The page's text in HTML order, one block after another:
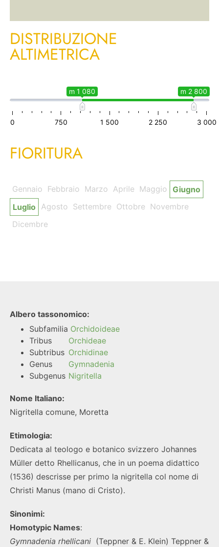
Albero tassonomico:
Subfamilia Orchidoideae
Tribus
Orchideae
Subtribus Orchidinae
Genus
Gymnadenia
Subgenus Nigritella
Nome Italiano:
Nigritella comune, Moretta
Etimologia:
Dedicata al teologo e botanico svizzero Johannes
Müller detto Rhellicanus, che in un poema didattico
(1536) descrisse per primo la nigritella col nome di
Christi Manus (mano di Cristo).
Sinonimi:
Homotypic Names:
Gymnadenia rhellicani (Teppner & E. Klein) Teppner &
DISTRIBUZIONE
ALTIMETRICA
m 1 080 m 2 800
0 750 1 500 2 250 3 000
FIORITURA
Gennaio Febbraio Marzo Aprile Maggio Giugno
Luglio
Agosto Settembre Ottobre Novembre
Dicembre